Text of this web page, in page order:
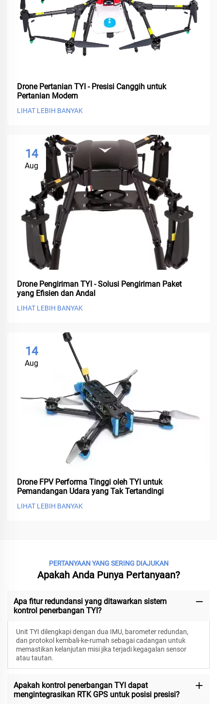
Drone Pertanian TYI - Presisi Canggih untuk
Pertanian Modern
LIHAT LEBIH BANYAK
14
Aug
Drone Pengiriman TYI - Solusi Pengiriman Paket
yang Efisien dan Andal
LIHAT LEBIH BANYAK
14
Aug
Drone FPV Performa Tinggi oleh TYI untuk
Pemandangan Udara yang Tak Tertandingi
LIHAT LEBIH BANYAK
PERTANYAAN YANG SERING DIAJUKAN
Apakah Anda Punya Pertanyaan?
Apa fitur redundansi yang ditawarkan sistem
kontrol penerbangan TYI?
Unit TYI dilengkapi dengan dua IMU, barometer redundan,
dan protokol kembali-ke-rumah sebagai cadangan untuk
memastikan kelanjutan misi jika terjadi kegagalan sensor
atau tautan.
Apakah kontrol penerbangan TYI dapat
mengintegrasikan RTK GPS untuk posisi presisi?